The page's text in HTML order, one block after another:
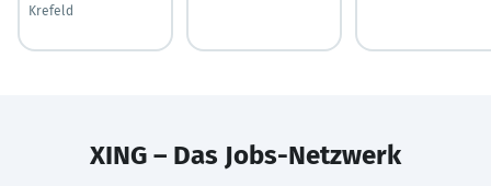
Krefeld
XING – Das Jobs-Netzwerk